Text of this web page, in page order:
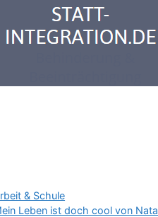
& Schule
Leben ist doch cool von